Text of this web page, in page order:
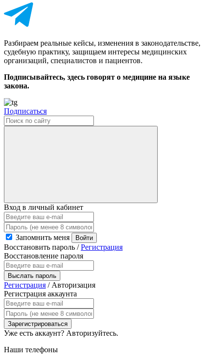
Разбираем реальные кейсы, изменения в законодательстве,
судебную практику, защищаем интересы медицинских
организаций, специалистов и пациентов.
Подписывайтесь, здесь говорят о медицине на языке
закона.
Подписаться
Вход в личный кабинет
Запомнить меня Войти
Восстановить пароль /Регистрация
Восстановление пароля
Выслать пароль
Регистрация / Авторизация
Регистрация аккаунта
Зарегистрироваться
Уже есть аккаунт? Авторизуйтесь.
Наши телефоны